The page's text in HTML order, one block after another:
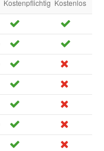
Kostenpflichtig Kostenlos